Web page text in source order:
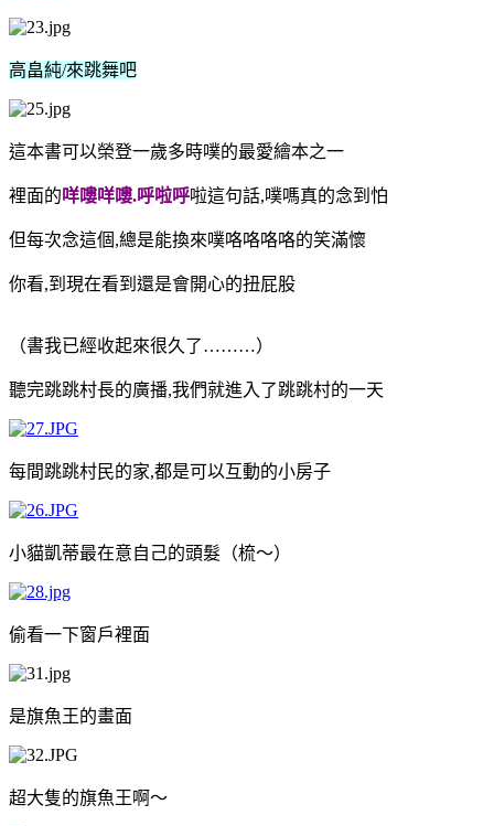
高畠純/來跳舞吧
這本書可以榮登一歲多時噗的最愛繪本之一
裡面的咩嘍咩嘍.呼啦呼啦這句話,噗嗎真的念到怕
但每次念這個,總是能換來噗咯咯咯咯的笑滿懷
你看,到現在看到還是會開心的扭屁股
（書我已經收起來很久了………）
聽完跳跳村長的廣播,我們就進入了跳跳村的一天
每間跳跳村民的家,都是可以互動的小房子
小貓凱蒂最在意自己的頭髮（梳～）
偷看一下窗戶裡面
是旗魚王的畫面
超大隻的旗魚王啊～